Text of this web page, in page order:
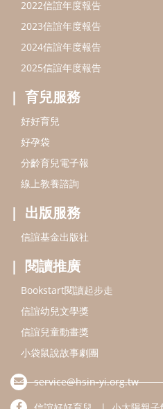
線上教養諮詢
出版服務
信誼基金出版社
閱讀推廣
Bookstart閱讀起步走
信誼幼兒文學獎
信誼兒童動畫獎
小袋鼠說故事劇團
service@hsin-yi.org.tw
信誼好好育兒
(02)2396-5305轉2345 (週一
認識信誼 合作洽談 智慧財
本網站建議使用IE9(含以上)或
信誼基金會/上誼文化實業股份有限